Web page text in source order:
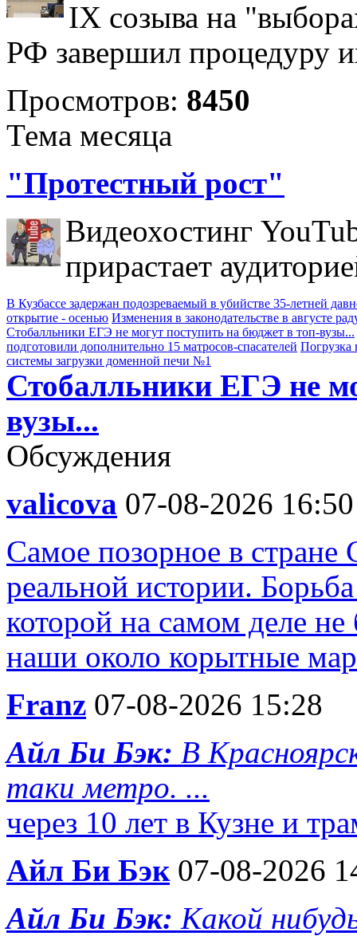
IX созыва на
РФ завершил процедуру
Просмотров: 8450
Тема месяца
"Протестный рост"
Видеохостинг
прирастает
В Кузбассе задержан подозреваемый в убийстве 35-летней
открытие - осенью Изменения в законодательстве в августе
Стобалльники ЕГЭ не могут поступить на бюджет в топ-вузы...
подготовили дополнительно 15 матросов-спасателей Погрузка
системы загрузки доменной печи №1
Стобалльники ЕГЭ не
вузы...
Обсуждения
valicova 07-08-2026 16:50
Самое позорное в стране
реальной истории.
которой на самом деле
наши около корытные
Franz 07-08-2026 15:28
Айл Би Бэк: В
таки метро. ...
через 10 лет в Кузне и
Айл Би Бэк07-08-2026
Айл Би Бэк: Какой